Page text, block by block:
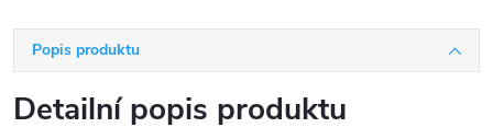
Popis produktu
Detailní popis produktu